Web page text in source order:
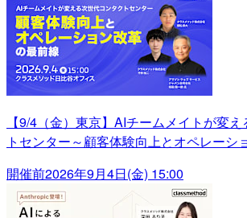
【9/4（金）東京】AIチームメイトが変
トセンター～顧客体験向上とオペレーシ
開催前2026年9月4日(金) 15:00